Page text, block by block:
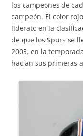
los campeones de
campeón. El color
liderato en la
de que los Spurs se
2005, en la
hacían sus primeras